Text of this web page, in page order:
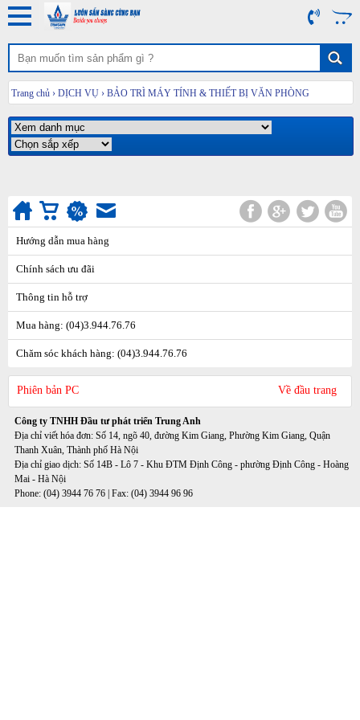
Trang chủ › DỊCH VỤ › BẢO TRÌ MÁY TÍNH & THIẾT BỊ VĂN PHÒNG
Hướng dẫn mua hàng
Chính sách ưu đãi
Thông tin hỗ trợ
Mua hàng: (04)3.944.76.76
Chăm sóc khách hàng: (04)3.944.76.76
Phiên bản PC Về đầu trang
Công ty TNHH Đầu tư phát triển Trung Anh
Địa chỉ viết hóa đơn: Số 14, ngõ 40, đường Kim Giang, Phường Kim Giang, Quận
Thanh Xuân, Thành phố Hà Nội
Địa chỉ giao dịch: Số 14B - Lô 7 - Khu ĐTM Định Công - phường Định Công - Hoàng
Mai - Hà Nội
Phone: (04) 3944 76 76 | Fax: (04) 3944 96 96